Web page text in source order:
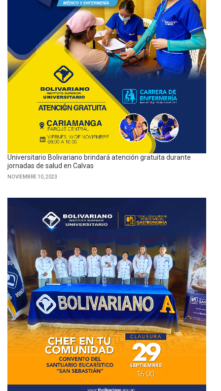
Universitario Bolivariano brindará atención gratuita durante
jornadas de salud en Calvas
NOVIEMBRE 10, 2023